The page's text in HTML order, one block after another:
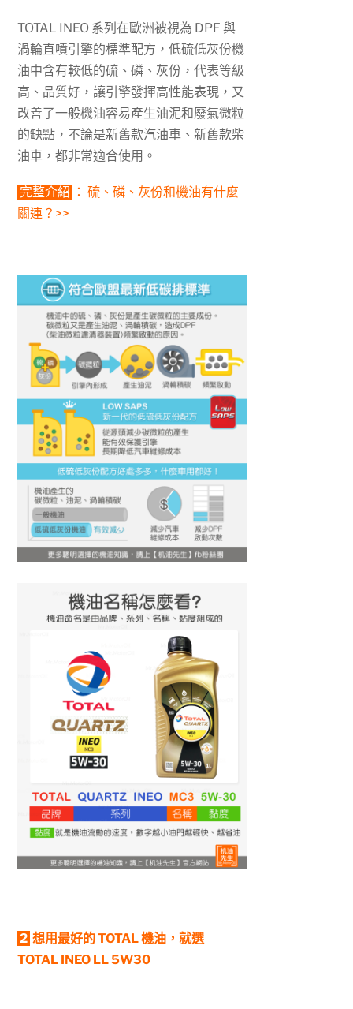
TOTAL INEO 系列在歐洲被視為 DPF 與
渦輪直噴引擎的標準配方，低硫低灰份機
油中含有較低的硫、磷、灰份，代表等級
高、品質好，讓引擎發揮高性能表現，又
改善了一般機油容易產生油泥和廢氣微粒
的缺點，不論是新舊款汽油車、新舊款柴
油車，都非常適合使用。
完整介紹 ： 硫、磷、灰份和機油有什麼
關連？>>
2 想用最好的 TOTAL 機油，就選
TOTAL INEO LL 5W30